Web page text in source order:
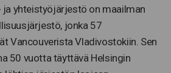
ja yhteistyöjärjestö on maailman
jonka 57
Vancouverista Vladivostokiin. Sen
50 vuotta täyttävä Helsingin